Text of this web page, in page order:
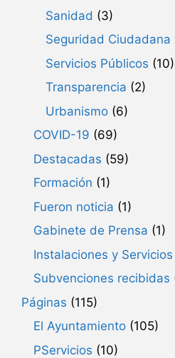
Sanidad (3)
Seguridad Ciudadana
Servicios Públicos (10)
Transparencia (2)
Urbanismo (6)
COVID-19 (69)
Destacadas (59)
Formación (1)
Fueron noticia (1)
Gabinete de Prensa (1)
Instalaciones y Servicios
Subvenciones recibidas
Páginas (115)
El Ayuntamiento (105)
PServicios (10)